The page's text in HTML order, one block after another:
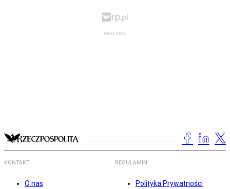
KONTAKT
O nas
REGULAMIN
Polityka Prywatności